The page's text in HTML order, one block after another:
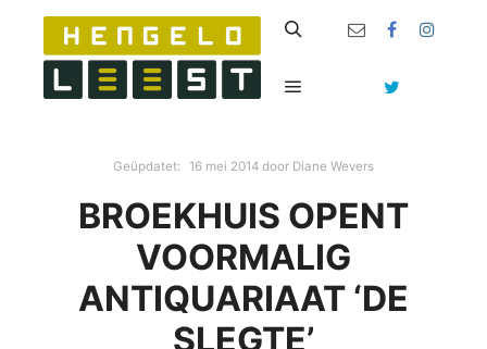
Geüpdatet: 16 mei 2014 door Diane Wevers
BROEKHUIS OPENT
VOORMALIG
ANTIQUARIAAT ‘DE
SLEGTE’